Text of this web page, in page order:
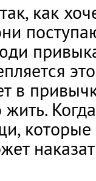
как
в
которые